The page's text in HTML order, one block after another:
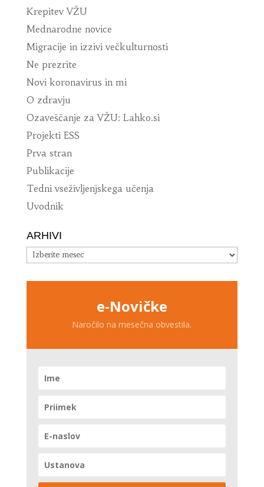
Krepitev VŽU
Mednarodne novice
Migracije in izzivi večkulturnosti
Ne prezrite
Novi koronavirus in mi
O zdravju
Ozaveščanje za VŽU: Lahko.si
Projekti ESS
Prva stran
Publikacije
Tedni vseživljenjskega učenja
Uvodnik
ARHIVI
Arhivi
e-Novičke
Naročilo na mesečna obvestila.